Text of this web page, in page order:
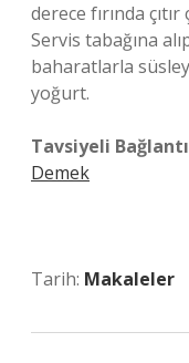
derece fırında
Servis tabağına
baharatlarla
yoğurt.
Tavsiyeli
Demek
Tarih: Makaleler